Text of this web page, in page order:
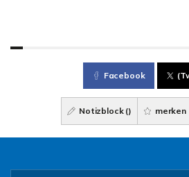
Facebook
Notizblock () merken